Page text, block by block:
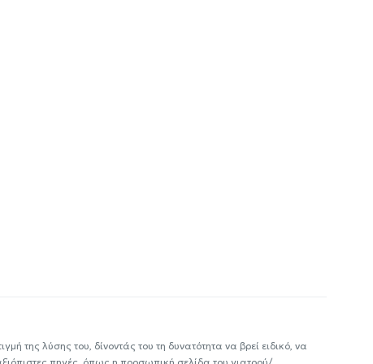
της λύσης του, δίνοντάς του τη δυνατότητα να βρεί ειδικό, να